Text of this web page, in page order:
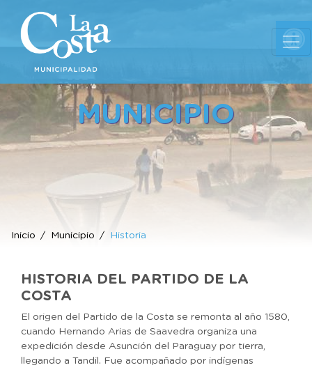
MUNICIPIO
Inicio Municipio Historia
HISTORIA DEL PARTIDO DE LA
COSTA
El origen del Partido de la Costa se remonta al año 1580,
cuando Hernando Arias de Saavedra organiza una
expedición desde Asunción del Paraguay por tierra,
llegando a Tandil. Fue acompañado por indígenas